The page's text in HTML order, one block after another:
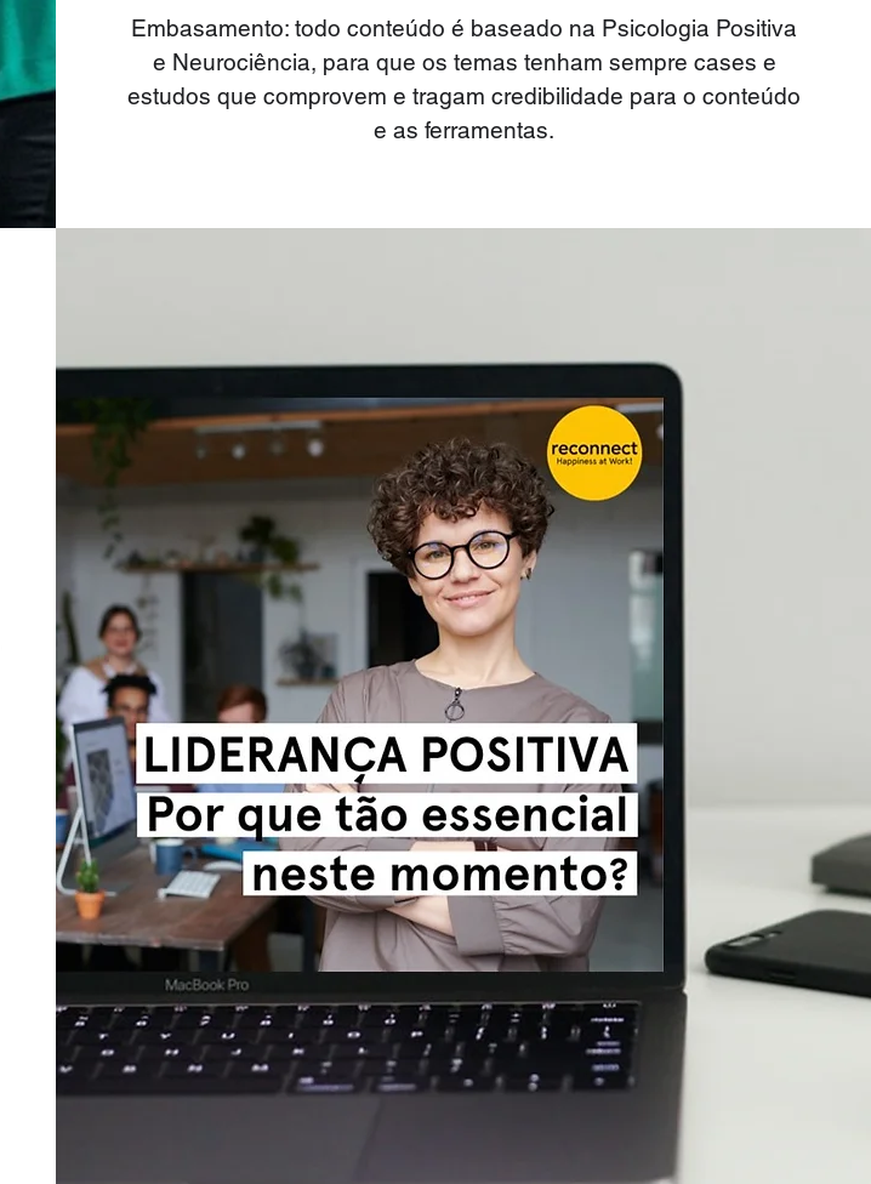
Embasamento: todo conteúdo é baseado na Psicologia Positiva
e Neurociência, para que os temas tenham sempre cases e
estudos que comprovem e tragam credibilidade para o conteúdo
e as ferramentas.